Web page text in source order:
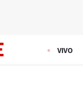
VIVO